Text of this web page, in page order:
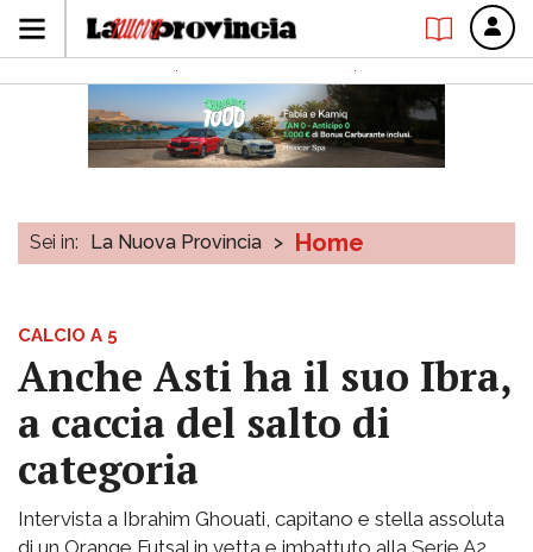
Sei in: La Nuova Provincia > Home
CALCIO A 5
Anche Asti ha il suo Ibra,
a caccia del salto di
categoria
Intervista a Ibrahim Ghouati, capitano e stella assoluta
di un Orange Futsal in vetta e imbattuto alla Serie A2